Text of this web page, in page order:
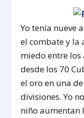
Yo tenía nueve
el combate y
miedo entre
desde los 70
el oro en una
divisiones. Yo
niño aumentan